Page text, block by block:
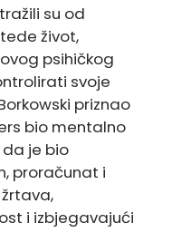
su od
život,
psihičkog
svoje
priznao
bio mentalno
je bio
proračunat i
i izbjegavajući